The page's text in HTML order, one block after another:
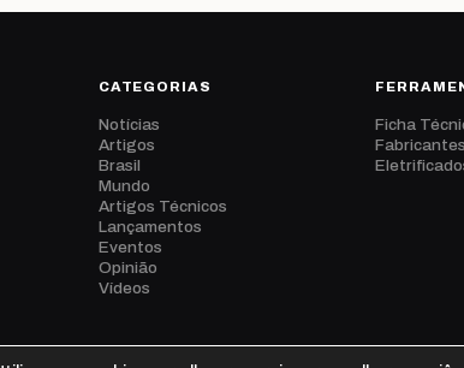
CATEGORIAS
Notícias
Artigos
Brasil
Mundo
Artigos Técnicos
Lançamentos
Eventos
Opinião
Vídeos
Ficha